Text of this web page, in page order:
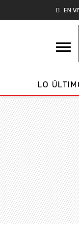
EN
LO